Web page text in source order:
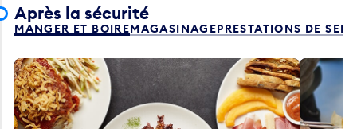
Après la sécurité
MANGER ET BOIREMAGASINAGEPRESTATIONS DE